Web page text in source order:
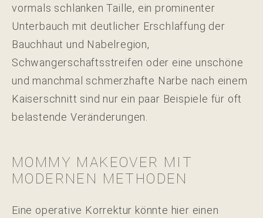
vormals schlanken Taille, ein prominenter
Unterbauch mit deutlicher Erschlaffung der
Bauchhaut und Nabelregion,
Schwangerschaftsstreifen oder eine unschöne
und manchmal schmerzhafte Narbe nach einem
Kaiserschnitt sind nur ein paar Beispiele für oft
belastende Veränderungen.
MOMMY MAKEOVER MIT
MODERNEN METHODEN
Eine operative Korrektur könnte hier einen